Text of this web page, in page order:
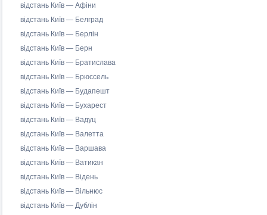
відстань Київ — Афіни
відстань Київ — Белград
відстань Київ — Берлін
відстань Київ — Берн
відстань Київ — Братислава
відстань Київ — Брюссель
відстань Київ — Будапешт
відстань Київ — Бухарест
відстань Київ — Вадуц
відстань Київ — Валетта
відстань Київ — Варшава
відстань Київ — Ватикан
відстань Київ — Відень
відстань Київ — Вільнюс
відстань Київ — Дублін